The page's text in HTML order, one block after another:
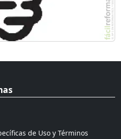
de Uso y Términos